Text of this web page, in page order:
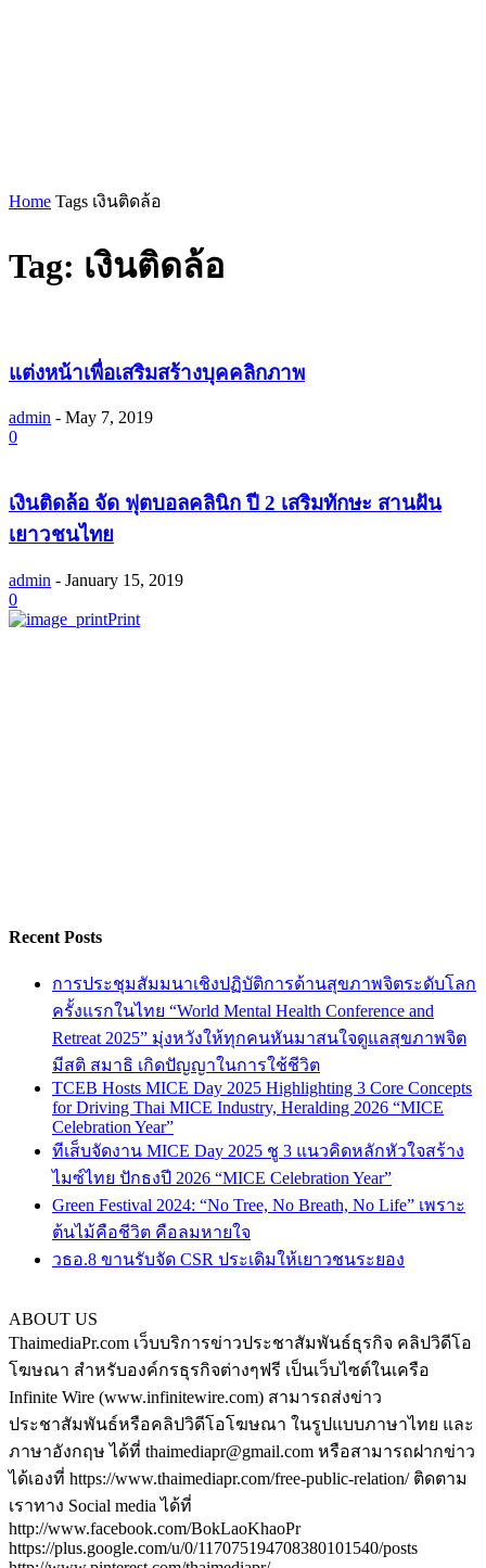
Home Tags เงินติดล้อ
Tag: เงินติดล้อ
แต่งหน้าเพื่อเสริมสร้างบุคคลิกภาพ
admin - May 7, 2019
0
เงินติดล้อ จัด ฟุตบอลคลินิก ปี 2 เสริมทักษะ สานฝัน
เยาวชนไทย
admin - January 15, 2019
0
Print
Recent Posts
การประชุมสัมมนาเชิงปฏิบัติการด้านสุขภาพจิตระดับโลก
ครั้งแรกในไทย “World Mental Health Conference and
Retreat 2025” มุ่งหวังให้ทุกคนหันมาสนใจดูแลสุขภาพจิต
มีสติ สมาธิ เกิดปัญญาในการใช้ชีวิต
TCEB Hosts MICE Day 2025 Highlighting 3 Core Concepts
for Driving Thai MICE Industry, Heralding 2026 “MICE
Celebration Year”
ทีเส็บจัดงาน MICE Day 2025 ชู 3 แนวคิดหลักหัวใจสร้าง
ไมซ์ไทย ปักธงปี 2026 “MICE Celebration Year”
Green Festival 2024: “No Tree, No Breath, No Life” เพราะ
ต้นไม้คือชีวิต คือลมหายใจ
วธอ.8 ขานรับจัด CSR ประเดิมให้เยาวชนระยอง
ABOUT US
ThaimediaPr.com เว็บบริการข่าวประชาสัมพันธ์ธุรกิจ คลิปวิดีโอ
โฆษณา สำหรับองค์กรธุรกิจต่างๆฟรี เป็นเว็บไซต์ในเครือ
Infinite Wire (www.infinitewire.com) สามารถส่งข่าว
ประชาสัมพันธ์หรือคลิปวิดีโอโฆษณา ในรูปแบบภาษาไทย และ
ภาษาอังกฤษ ได้ที่ thaimediapr@gmail.com หรือสามารถฝากข่าว
ได้เองที่ https://www.thaimediapr.com/free-public-relation/ ติดตาม
เราทาง Social media ได้ที่
http://www.facebook.com/BokLaoKhaoPr
https://plus.google.com/u/0/117075194708380101540/posts